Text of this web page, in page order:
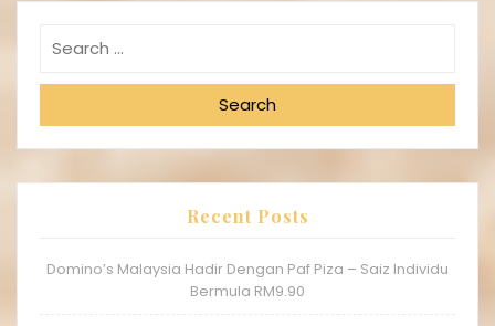
Search
Recent Posts
Domino’s Malaysia Hadir Dengan Paf Piza – Saiz Individu
Bermula RM9.90